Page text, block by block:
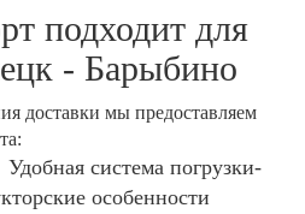
подходит для
- Барыбино
доставки мы предоставляем
система погрузки-
особенности